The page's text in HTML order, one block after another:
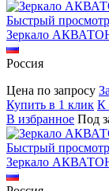
Быстрый просмотр
Зеркало
Россия
Цена по запросу
Купить в 1 клик К
В избранное Под
Быстрый просмотр
Зеркало